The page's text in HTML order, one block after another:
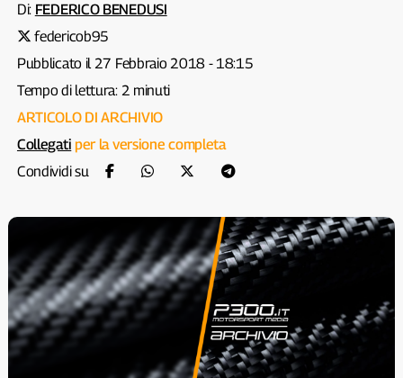
Di: FEDERICO BENEDUSI
federicob95
Pubblicato il 27 Febbraio 2018 - 18:15
Tempo di lettura: 2 minuti
ARTICOLO DI ARCHIVIO
Collegati per la versione completa
Condividi su